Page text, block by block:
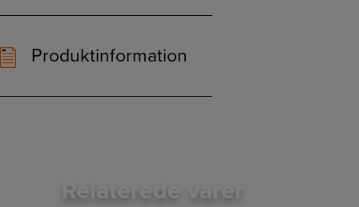
Produktinformation
Relaterede varer